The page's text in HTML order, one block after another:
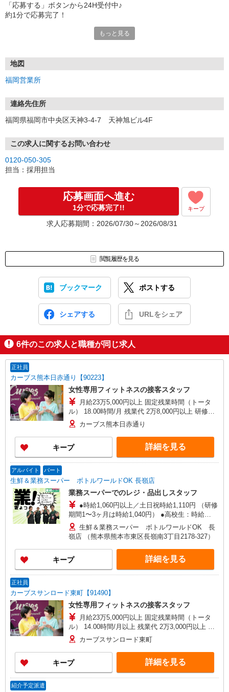
「応募する」ボタンから24H受付中♪
約1分で応募完了！
①応募から3営業日を目安に、メールorお電話でご連絡します。
★スマホでWEB面接（LINEなど）・出張面接・事務所面接と選べま
す
③面接実施（履歴書不要）
※ご希望があれば、職場見学の調整もOKです！
お気軽にご応募ください♪
もっと見る
地図
福岡営業所
連絡先住所
福岡県福岡市中央区天神3-4-7 天神旭ビル4F
この求人に関するお問い合わせ
0120-050-305
担当：採用担当
応募画面へ進む
1分で応募完了!! キープ
求人応募期間：2026/07/30～2026/08/31
閲覧履歴を見る
ブックマーク ポストする
シェアする URLをシェア
6件のこの求人と職種が同じ求人
正社員
カーブス熊本日赤通り【90223】
女性専用フィットネスの接客スタッフ
月給23万5,000円以上 固定残業時間（トータ
ル） 18.00時間/月 残業代 2万8,000円以上 研修中
月給20万500円(研修期間3ヶ月 習熟度により変動)
研修中 固定残業時間（トータル） 15.00時間/月
研修中 残業代 2万円 別途資格手当、勤続手当、交
通費支給
カーブス熊本日赤通り
キープ 詳細を見る
アルバイト パート
生鮮＆業務スーパー ボトルワールドOK 長嶺店
業務スーパーでのレジ・品出しスタッフ
●時給1,060円以上／土日祝時給1,110円 （研修
期間1〜3ヶ月は時給1,040円） ●高校生：時給
1,040円／土日祝時給1,090円 （研修期間1〜3ヶ月
は時給1,040円） ※昇給有
生鮮＆業務スーパー ボトルワールドOK 長
嶺店 （熊本県熊本市東区長嶺南3丁目2178-327）
キープ 詳細を見る
正社員
カーブスサンロード東町【91490】
女性専用フィットネスの接客スタッフ
月給23万5,000円以上 固定残業時間（トータ
ル） 14.00時間/月以上 残業代 2万3,000円以上 研
修中 月給22万円以上(研修期間3ヶ月) 研修中 固定
残業時間（トータル） 14.00時間/月以上 研修中
残業代 2万3,000円以上
カーブスサンロード東町
キープ 詳細を見る
紹介予定派遣